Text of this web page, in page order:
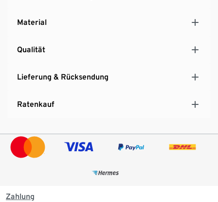
Material
Qualität
Lieferung & Rücksendung
Ratenkauf
Zahlung